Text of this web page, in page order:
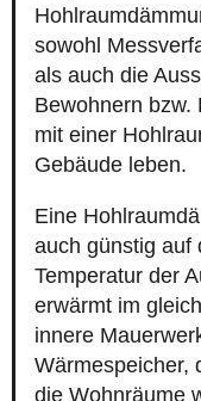
sowohl
als auch die
Bewohnern bzw.
mit einer
Gebäude leben.
Eine
auch günstig auf
Temperatur der
erwärmt im
innere
Wärmespeicher,
die Wohnräume